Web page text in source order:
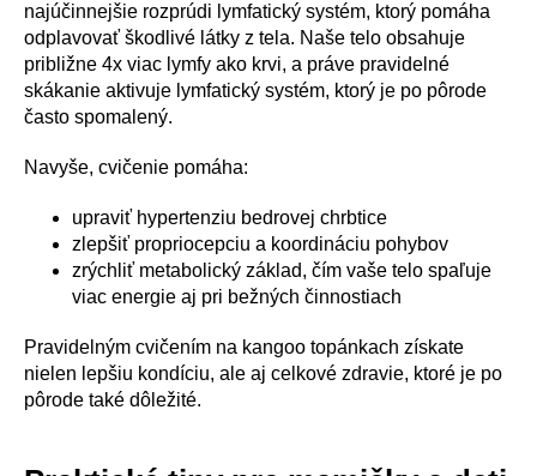
najúčinnejšie rozprúdi lymfatický systém, ktorý pomáha
odplavovať škodlivé látky z tela. Naše telo obsahuje
približne 4x viac lymfy ako krvi, a práve pravidelné
skákanie aktivuje lymfatický systém, ktorý je po pôrode
často spomalený.
Navyše, cvičenie pomáha:
upraviť hypertenziu bedrovej chrbtice
zlepšiť propriocepciu a koordináciu pohybov
zrýchliť metabolický základ, čím vaše telo spaľuje
viac energie aj pri bežných činnostiach
Pravidelným cvičením na kangoo topánkach získate
nielen lepšiu kondíciu, ale aj celkové zdravie, ktoré je po
pôrode také dôležité.